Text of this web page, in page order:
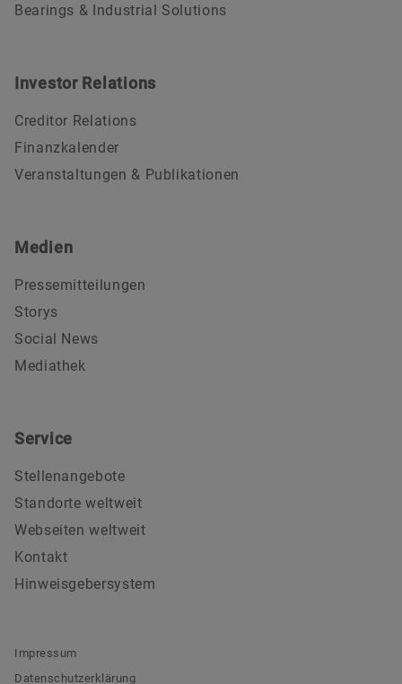
Bearings & Industrial Solutions
Investor Relations
Creditor Relations
Finanzkalender
Veranstaltungen & Publikationen
Medien
Pressemitteilungen
Storys
Social News
Mediathek
Service
Stellenangebote
Standorte weltweit
Webseiten weltweit
Kontakt
Hinweisgebersystem
Impressum
Datenschutzerklärung